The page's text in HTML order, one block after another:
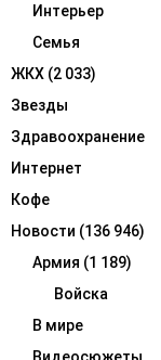
Интерьер
Семья
ЖКХ (2 033)
Звезды
Здравоохранение
Интернет
Кофе
Новости (136 946)
Армия (1 189)
Войска
В мире